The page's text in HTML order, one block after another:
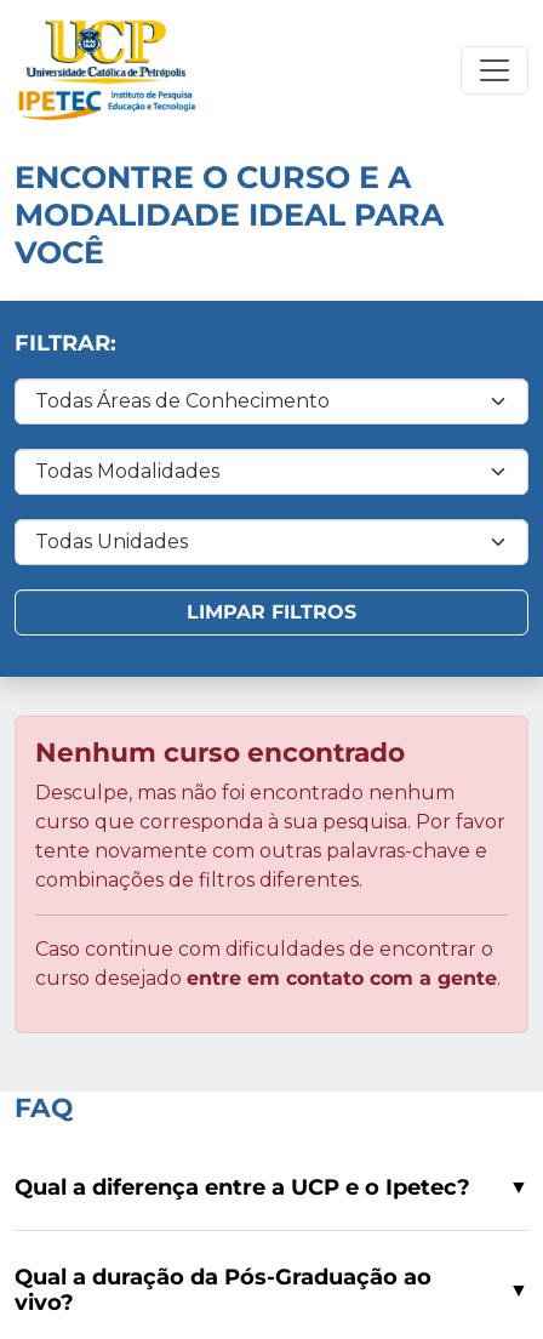
ENCONTRE O CURSO E A
MODALIDADE IDEAL PARA
VOCÊ
FILTRAR:
Filtrar por Área de Conhecimento
Filtrar por Modalidade
Filtrar por Unidade
Nenhum curso encontrado
Desculpe, mas não foi encontrado nenhum
curso que corresponda à sua pesquisa. Por favor
tente novamente com outras palavras-chave e
combinações de filtros diferentes.
Caso continue com dificuldades de encontrar o
curso desejado entre em contato com a gente.
FAQ
Qual a diferença entre a UCP e o Ipetec? ▼
Qual a duração da Pós-Graduação ao
vivo?
▼